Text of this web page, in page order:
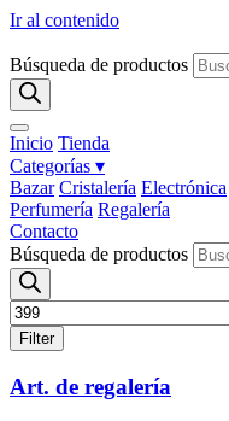
Ir al contenido
Búsqueda de productos
Inicio Tienda
Categorías ▾
Bazar Cristalería Electrónica
Perfumería Regalería
Contacto
Búsqueda de productos
Filter
Art. de regalería